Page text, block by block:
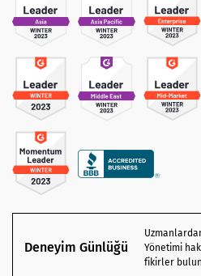
Deneyim Günlüğü
Yönetimi
fikirler bulun